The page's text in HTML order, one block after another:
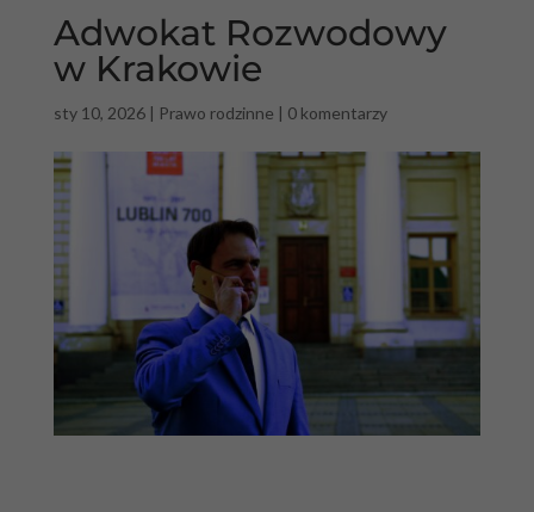
Adwokat Rozwodowy
w Krakowie
sty 10, 2026| Prawo rodzinne | 0 komentarzy